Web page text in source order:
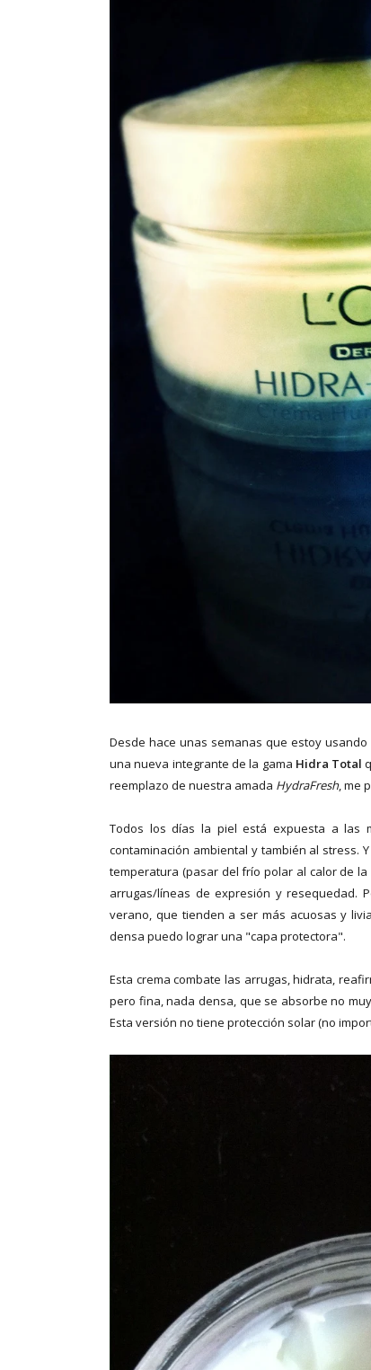
Desde hace unas semanas que estoy
una nueva integrante de la gama Hidra Total
reemplazo de nuestra amada HydraFresh, me
Todos los días la piel está expuesta a las
contaminación ambiental y también al stress.
temperatura (pasar del frío polar al calor de
arrugas/líneas de expresión y resequedad.
verano, que tienden a ser más acuosas y
densa puedo lograr una "capa protectora".
Esta crema combate las arrugas, hidrata,
pero fina, nada densa, que se absorbe no
Esta versión no tiene protección solar (no